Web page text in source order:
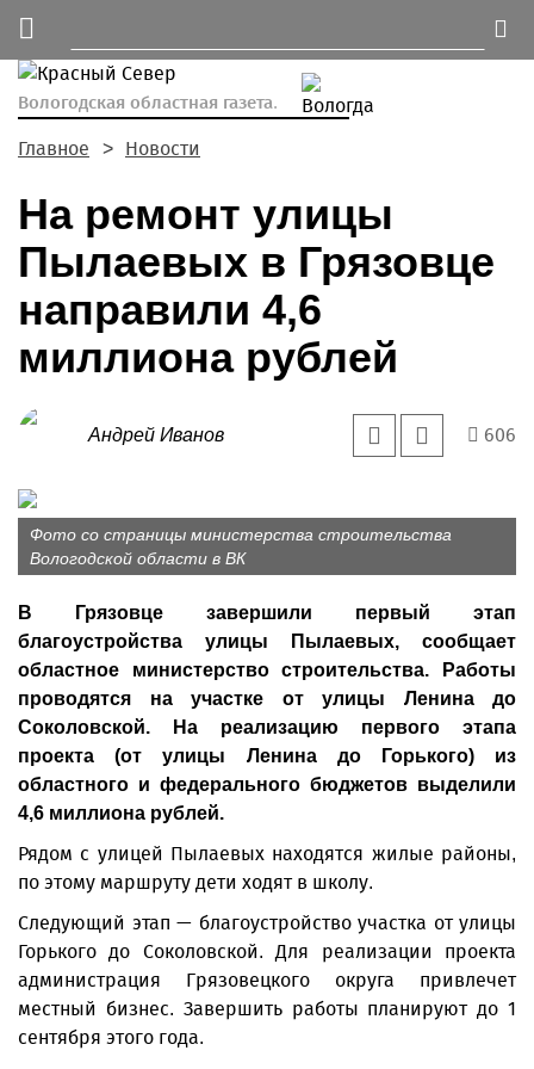
Вологодская областная газета.
Главное Новости
На ремонт улицы
Пылаевых в Грязовце
направили 4,6
миллиона рублей
Андрей Иванов 606
Фото со страницы министерства строительства
Вологодской области в ВК
В Грязовце завершили первый этап
благоустройства улицы Пылаевых, сообщает
областное министерство строительства. Работы
проводятся на участке от улицы Ленина до
Соколовской. На реализацию первого этапа
проекта (от улицы Ленина до Горького) из
областного и федерального бюджетов выделили
4,6 миллиона рублей.
Рядом с улицей Пылаевых находятся жилые районы,
по этому маршруту дети ходят в школу.
Следующий этап — благоустройство участка от улицы
Горького до Соколовской. Для реализации проекта
администрация Грязовецкого округа привлечет
местный бизнес. Завершить работы планируют до 1
сентября этого года.